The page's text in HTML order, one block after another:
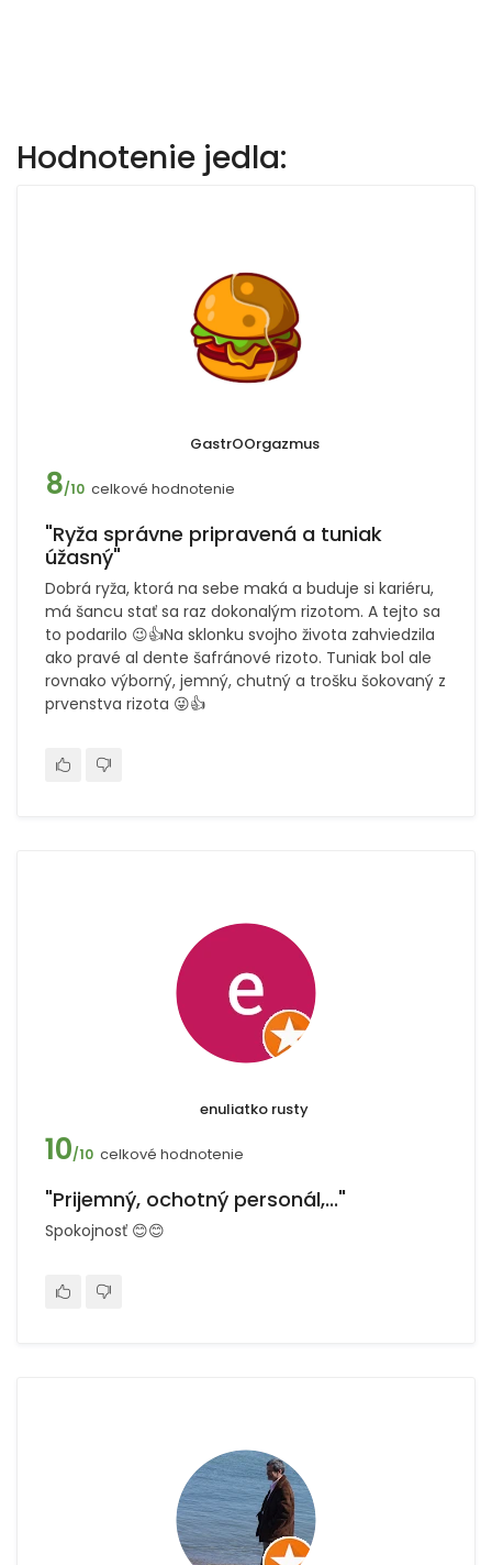
Hodnotenie jedla:
GastrOOrgazmus
8/10 celkové hodnotenie
"Ryža správne pripravená a tuniak
úžasný"
Dobrá ryža, ktorá na sebe maká a buduje si kariéru,
má šancu stať sa raz dokonalým rizotom. A tejto sa
to podarilo 😉👍Na sklonku svojho života zahviedzila
ako pravé al dente šafránové rizoto. Tuniak bol ale
rovnako výborný, jemný, chutný a trošku šokovaný z
prvenstva rizota 😜👍
enuliatko rusty
10/10 celkové hodnotenie
"Prijemný, ochotný personál,..."
Spokojnosť 😊😊